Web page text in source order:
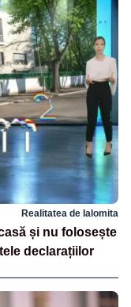
Realitatea de Ialomita
și nu folosește
declarațiilor